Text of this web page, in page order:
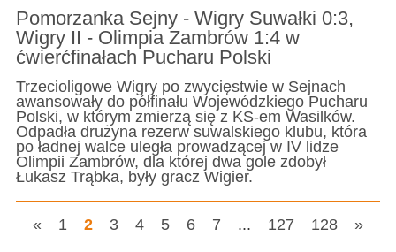
Pomorzanka Sejny - Wigry Suwałki 0:3,
Wigry II - Olimpia Zambrów 1:4 w
ćwierćfinałach Pucharu Polski
Trzecioligowe Wigry po zwycięstwie w Sejnach
awansowały do półfinału Wojewódzkiego Pucharu
Polski, w którym zmierzą się z KS-em Wasilków.
Odpadła drużyna rezerw suwalskiego klubu, która
po ładnej walce uległa prowadzącej w IV lidze
Olimpii Zambrów, dla której dwa gole zdobył
Łukasz Trąbka, były gracz Wigier.
« 1 2 3 4 5 6 7 ... 127 128 »